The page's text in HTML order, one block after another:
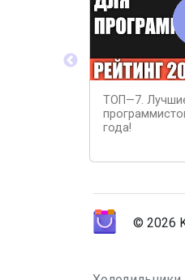
ТОП—7.
года!
© 2026